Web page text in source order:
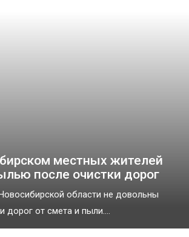
местных жителей
после очистки дорог
области не довольны
дорог от смета и пыли....